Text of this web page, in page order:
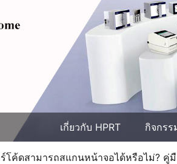
เกี่ยวกับ HPRT กิจกรร
ร์โค้ดสามารถสแกนหน้าจอได้หรือไม่?